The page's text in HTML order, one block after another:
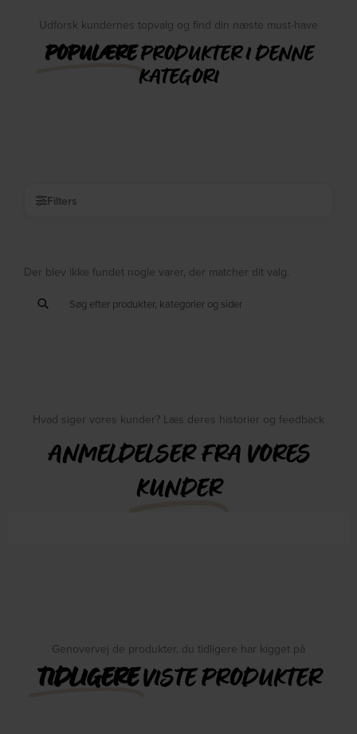
Udforsk kundernes topvalg og find din næste must-have
POPULÆREPRODUKTER I DENNE
KATEGORI
Filters
Der blev ikke fundet nogle varer, der matcher dit valg.
Hvad siger vores kunder? Læs deres historier og feedback
ANMELDELSER FRA VORES
KUNDER
Genovervej de produkter, du tidligere har kigget på
TIDLIGEREVISTE PRODUKTER